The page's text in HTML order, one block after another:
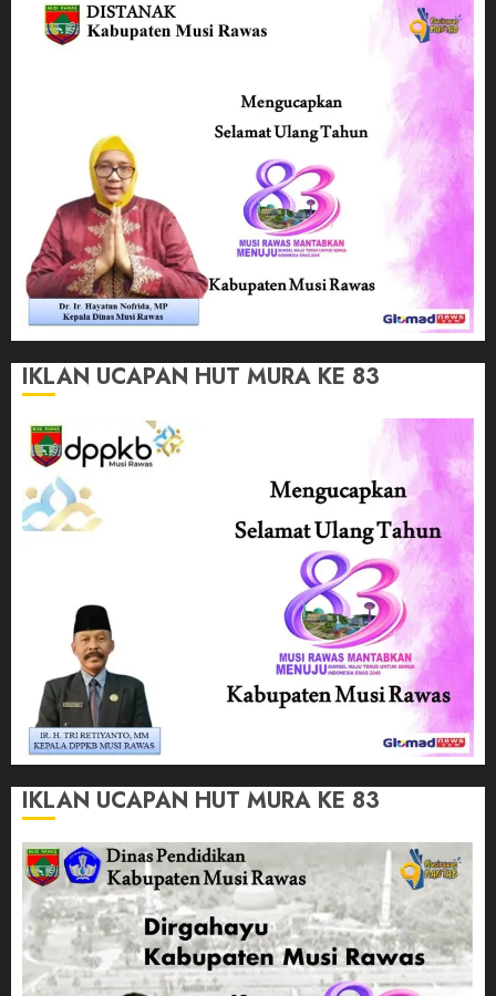
IKLAN UCAPAN HUT MURA KE 83
IKLAN UCAPAN HUT MURA KE 83